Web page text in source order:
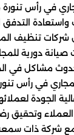
في رأس تنورة
التدفق
شركات تنظيف
دورية
مشاكل في
في رأس
الجودة
العملاء وتحقيق
شركة ذات سمعة